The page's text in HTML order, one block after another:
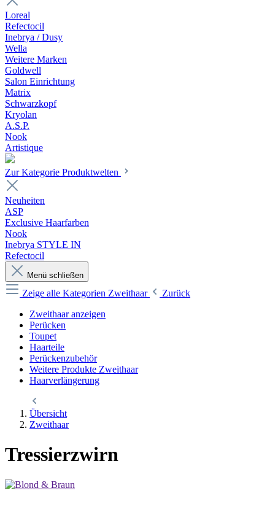
Loreal
Refectocil
Inebrya / Dusy
Wella
Weitere Marken
Goldwell
Salon Einrichtung
Matrix
Schwarzkopf
Kryolan
A.S.P.
Nook
Artistique
Zur Kategorie Produktwelten
Neuheiten
ASP
Exclusive Haarfarben
Nook
Inebrya STYLE IN
Refectocil
Menü schließen
Zeige alle Kategorien Zweithaar
Zurück
Zweithaar anzeigen
Perücken
Toupet
Haarteile
Perückenzubehör
Weitere Produkte Zweithaar
Haarverlängerung
Übersicht
Zweithaar
Tressierzwirn